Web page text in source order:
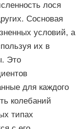
лося
Сосновая
условий, а
их в
Это
для каждого
колебаний
типах